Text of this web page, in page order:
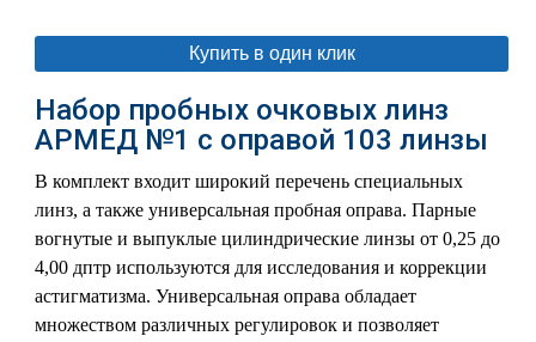
Купить в один клик
Набор пробных очковых линз
АРМЕД №1 с оправой 103 линзы
В комплект входит широкий перечень специальных
линз, а также универсальная пробная оправа. Парные
вогнутые и выпуклые цилиндрические линзы от 0,25 до
4,00 дптр используются для исследования и коррекции
астигматизма. Универсальная оправа обладает
множеством различных регулировок и позволяет